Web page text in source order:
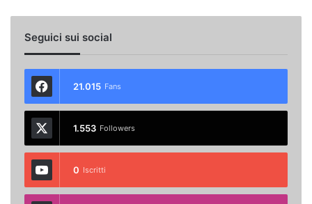
Seguici sui social
21.015 Fans
1.553 Followers
0 Iscritti